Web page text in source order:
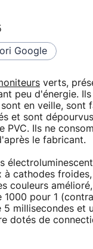
Google
verts,
peu d'énergie.
en veille, sont
et sont
PVC. Ils ne
le fabricant.
à cathodes
couleurs
pour 1
millisecondes et
dotés de